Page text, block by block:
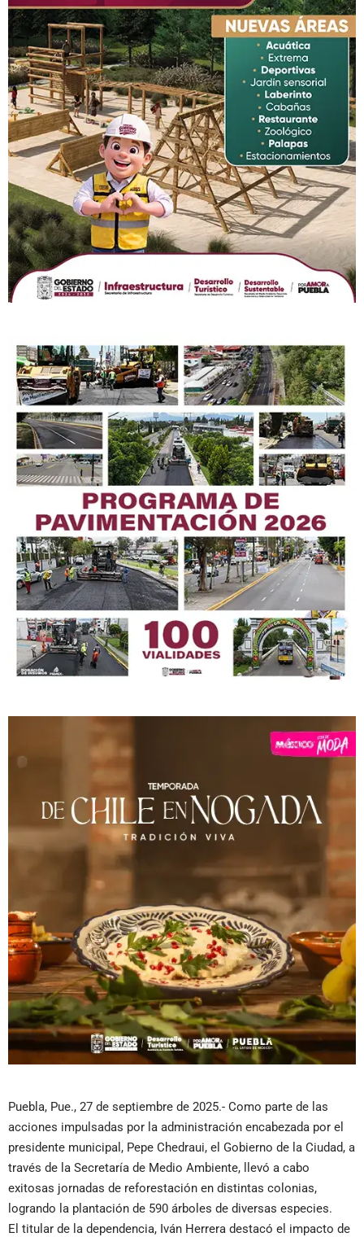
Puebla, Pue., 27 de septiembre de 2025.- Como parte de las
acciones impulsadas por la administración encabezada por el
presidente municipal, Pepe Chedraui, el Gobierno de la Ciudad, a
través de la Secretaría de Medio Ambiente, llevó a cabo
exitosas jornadas de reforestación en distintas colonias,
logrando la plantación de 590 árboles de diversas especies.
El titular de la dependencia, Iván Herrera destacó el impacto de